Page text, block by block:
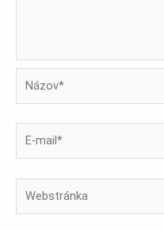
mail*